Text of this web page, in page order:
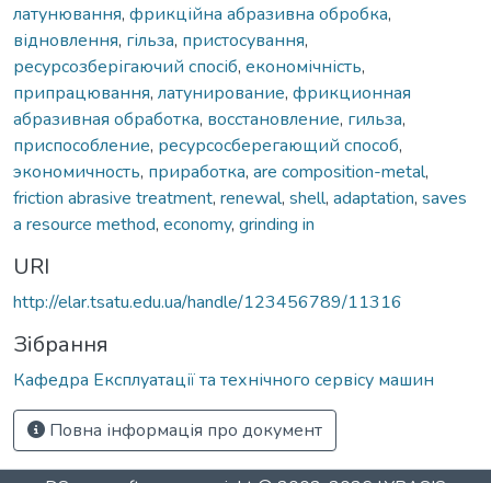
латунювання, фрикційна абразивна обробка,
відновлення, гільза, пристосування,
ресурсозберігаючий спосіб, економічність,
припрацювання, латунирование, фрикционная
абразивная обработка, восстановление, гильза,
приспособление, ресурсосберегающий способ,
экономичность, приработка, are composition-metal,
friction abrasive treatment, renewal, shell, adaptation, saves
a resource method, economy, grinding in
URI
http://elar.tsatu.edu.ua/handle/123456789/11316
Зібрання
Кафедра Експлуатації та технічного сервісу машин
Повна інформація про документ